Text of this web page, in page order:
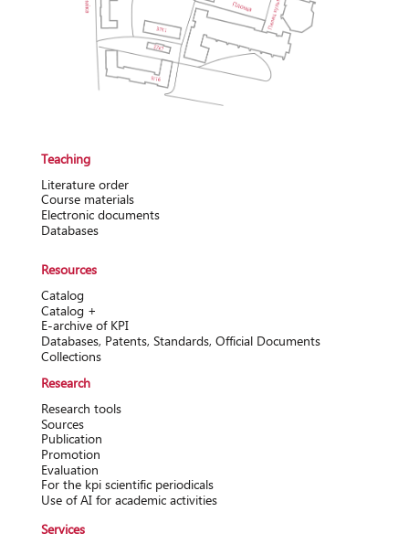
Teaching
Literature order
Course materials
Electronic documents
Databases
Resources
Catalog
Catalog +
Е-archive of KPI
Databases, Patents, Standards, Official Documents
Collections
Research
Research tools
Sources
Publication
Promotion
Evaluation
For the kpi scientific periodicals
Use of AI for academic activities
Services